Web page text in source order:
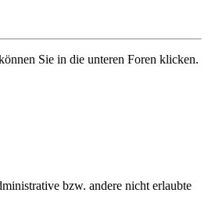
Sie in die unteren Foren klicken.
bzw. andere nicht erlaubte